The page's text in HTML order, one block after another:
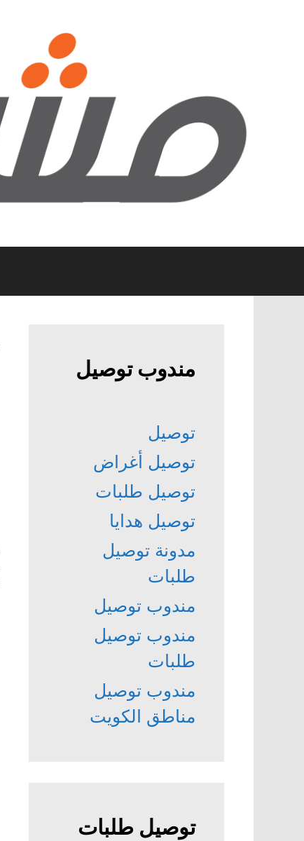
مندوب توصيل
توصيل
توصيل أغراض
توصيل طلبات
توصيل هدايا
مدونة توصيل
طلبات
مندوب توصيل
مندوب توصيل
طلبات
مندوب توصيل
مناطق الكويت
توصيل طلبات